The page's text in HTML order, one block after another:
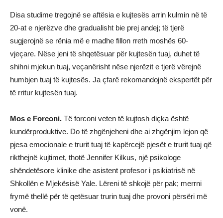
Disa studime tregojnë se aftësia e kujtesës arrin kulmin në të
20-at e njerëzve dhe gradualisht bie prej andej; të tjerë
sugjerojnë se rënia më e madhe fillon rreth moshës 60-
vjeçare. Nëse jeni të shqetësuar për kujtesën tuaj, duhet të
shihni mjekun tuaj, veçanërisht nëse njerëzit e tjerë vërejnë
humbjen tuaj të kujtesës. Ja çfarë rekomandojnë ekspertët për
të rritur kujtesën tuaj.
Mos e Forconi. Të forconi veten të kujtosh diçka është
kundërproduktive. Do të zhgënjeheni dhe ai zhgënjim lejon që
pjesa emocionale e trurit tuaj të kapërcejë pjesët e trurit tuaj që
rikthejnë kujtimet, thotë Jennifer Kilkus, një psikologe
shëndetësore klinike dhe asistent profesor i psikiatrisë në
Shkollën e Mjekësisë Yale. Lëreni të shkojë për pak; merrni
frymë thellë për të qetësuar trurin tuaj dhe provoni përsëri më
vonë.